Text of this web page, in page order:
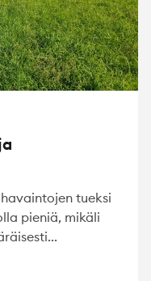
tueksi
pieniä, mikäli